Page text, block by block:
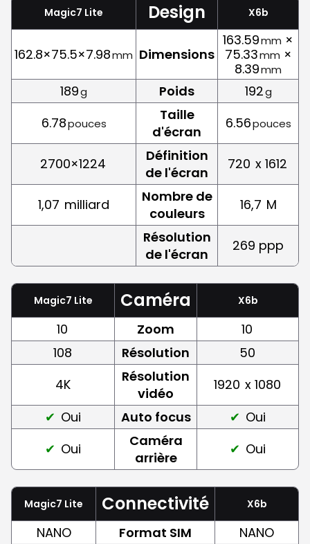
Magic7 Lite Design X6b
162.8×75.5×7.98mm Dimensions
163.59mm ×
75.33mm ×
8.39mm
189g Poids 192g
6.78pouces
Taille
d'écran
6.56pouces
2700×1224
Définition
de l'écran
720 x 1612
1,07 milliard
Nombre de
couleurs
16,7 M
Résolution
de l'écran
269 ppp
Magic7 Lite Caméra X6b
10 Zoom
10
108
Résolution
50
4K
Résolution
vidéo
1920 x 1080
Oui
Auto focus
Oui
Oui
Caméra
arrière
Oui
Magic7 Lite Connectivité X6b
NANO Format SIM
NANO